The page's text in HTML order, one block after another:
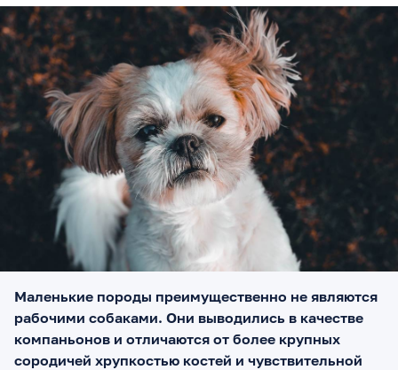
Маленькие породы преимущественно не являются
рабочими собаками. Они выводились в качестве
компаньонов и отличаются от более крупных
сородичей хрупкостью костей и чувствительной